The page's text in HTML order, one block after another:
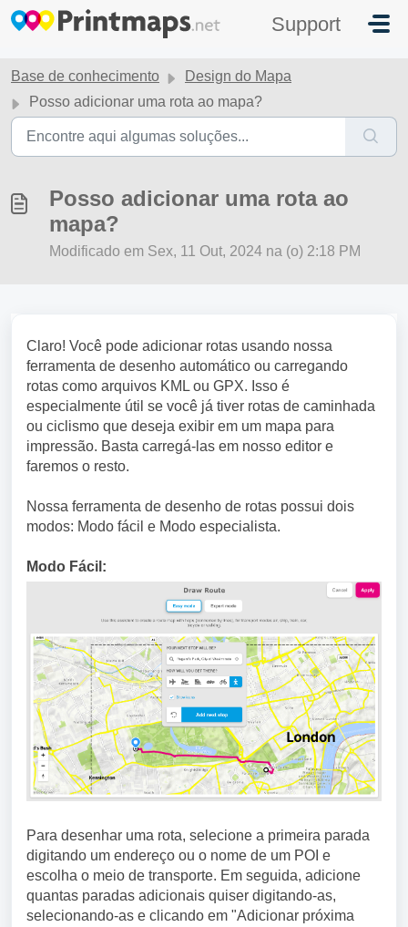
Ir para o conteúdo principal
Support
Base de conhecimento
Design do Mapa
Posso adicionar uma rota ao mapa?
Posso adicionar uma rota ao
mapa?
Modificado em Sex, 11 Out, 2024 na (o) 2:18 PM
Claro! Você pode adicionar rotas usando nossa
ferramenta de desenho automático ou carregando
rotas como arquivos KML ou GPX. Isso é
especialmente útil se você já tiver rotas de caminhada
ou ciclismo que deseja exibir em um mapa para
impressão. Basta carregá-las em nosso editor e
faremos o resto.
Nossa ferramenta de desenho de rotas possui dois
modos: Modo fácil e Modo especialista.
Modo Fácil:
Para desenhar uma rota, selecione a primeira parada
digitando um endereço ou o nome de um POI e
escolha o meio de transporte. Em seguida, adicione
quantas paradas adicionais quiser digitando-as,
selecionando-as e clicando em "Adicionar próxima